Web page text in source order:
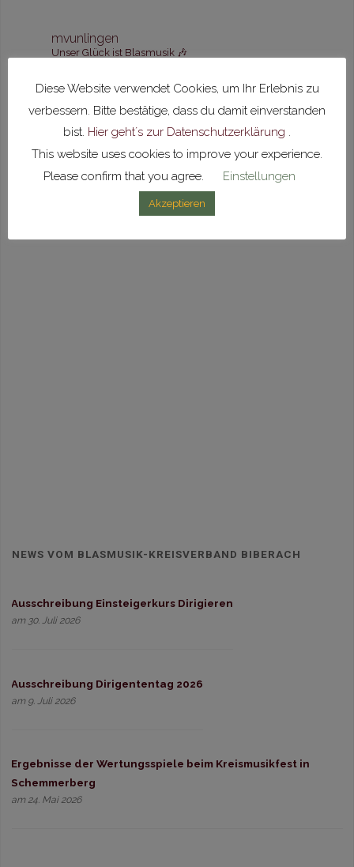
mvunlingen
Unser Glück ist Blasmusik 🎶
Mehr laden Auf Instagram folgen
HURRIKAN DER BLASMUSIK 2025-PLAYLIST
NEWS VOM BLASMUSIK-KREISVERBAND BIBERACH
Ausschreibung Einsteigerkurs Dirigieren
am 30. Juli 2026
Ausschreibung Dirigententag 2026
am 9. Juli 2026
Ergebnisse der Wertungsspiele beim Kreismusikfest in
Schemmerberg
am 24. Mai 2026
Diese Website verwendet Cookies, um Ihr Erlebnis zu
verbessern. Bitte bestätige, dass du damit einverstanden
bist. Hier geht´s zur Datenschutzerklärung .
This website uses cookies to improve your experience.
Please confirm that you agree.
Einstellungen
Akzeptieren